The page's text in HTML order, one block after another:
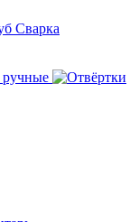
Cварка